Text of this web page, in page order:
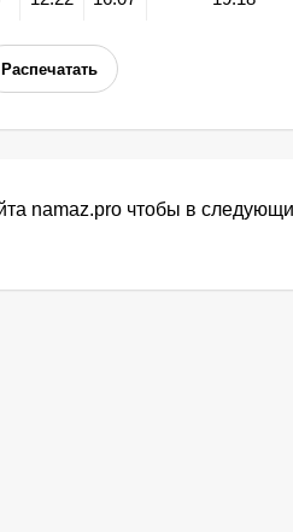
Распечатать
namaz.pro чтобы в